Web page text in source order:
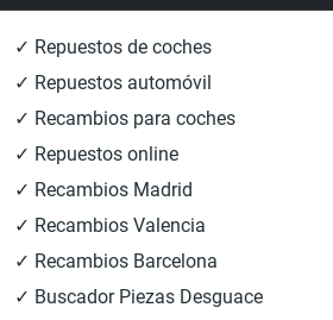
✓ Repuestos de coches
✓ Repuestos automóvil
✓ Recambios para coches
✓ Repuestos online
✓ Recambios Madrid
✓ Recambios Valencia
✓ Recambios Barcelona
✓ Buscador Piezas Desguace